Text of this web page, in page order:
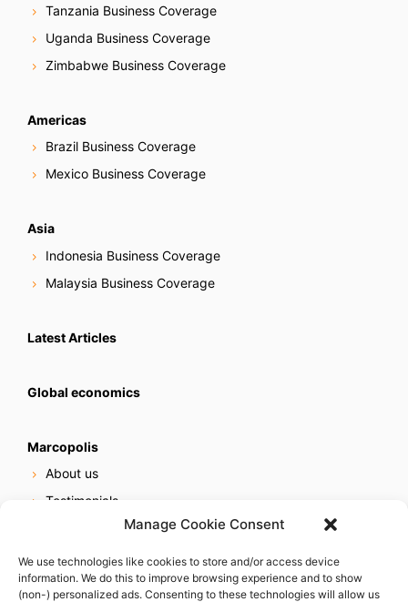
Manage Cookie Consent
We use technologies like cookies to store and/or access device
information. We do this to improve browsing experience and to show
(non-) personalized ads. Consenting to these technologies will allow us
Tanzania Business Coverage
Uganda Business Coverage
Zimbabwe Business Coverage
Americas
Brazil Business Coverage
Mexico Business Coverage
Asia
Indonesia Business Coverage
Malaysia Business Coverage
Latest Articles
Global economics
Marcopolis
About us
Testimonials
Online reputation service
Careers